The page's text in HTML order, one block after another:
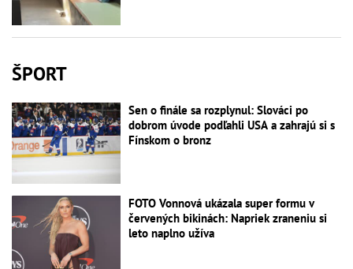
ŠPORT
Sen o finále sa rozplynul: Slováci po
dobrom úvode podľahli USA a zahrajú si s
Fínskom o bronz
FOTO Vonnová ukázala super formu v
červených bikinách: Napriek zraneniu si
leto naplno užíva